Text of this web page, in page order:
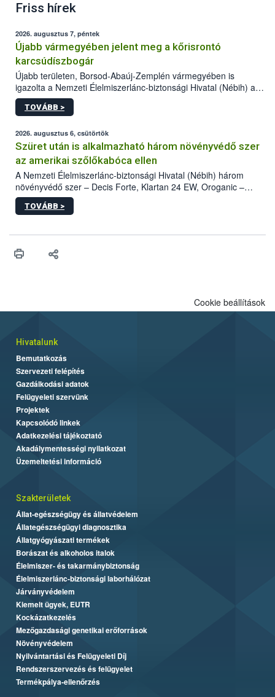
Friss hírek
2026. augusztus 7, péntek
Újabb vármegyében jelent meg a kőrisrontó
karcsúdíszbogár
Újabb területen, Borsod-Abaúj-Zemplén vármegyében is
igazolta a Nemzeti Élelmiszerlánc-biztonsági Hivatal (Nébih) a
kőrisrontó karcsúdíszbogár (Agrilus planipennis) jelenlétét. A
kártevőt nem csak színcsapdában találták meg, de már fertőzött
az intenzív felderítést, emellett az intézkedéseket a szlovák
hatósággal is összehangolják a terjedés megállítása érdekében.
TOVÁBB >
2026. augusztus 6, csütörtök
Szüret után is alkalmazható három növényvédő szer
az amerikai szőlőkabóca ellen
A Nemzeti Élelmiszerlánc-biztonsági Hivatal (Nébih) három
növényvédő szer – Decis Forte, Klartan 24 EW, Oroganic –
engedélyokiratát módosította, így azok a szüretet követően,
egészen a vesszőérettség (BBCH 91) stádiumáig
érésű szőlőkben is legyen lehetőség a károsító elleni további
felhasználók számára is elérhető és ökológiai termesztésben is
TOVÁBB >
Cookie beállítások
Hivatalunk
Bemutatkozás
Szervezeti felépítés
Gazdálkodási adatok
Felügyeleti szervünk
Projektek
Kapcsolódó linkek
Adatkezelési tájékoztató
Akadálymentességi nyilatkozat
Üzemeltetési információ
Szakterületek
Állat-egészségügy és állatvédelem
Állategészségügyi diagnosztika
Állatgyógyászati termékek
Borászat és alkoholos italok
Élelmiszer- és takarmánybiztonság
Élelmiszerlánc-biztonsági laborhálózat
Járványvédelem
Kiemelt ügyek, EUTR
Kockázatkezelés
Mezőgazdasági genetikai erőforrások
Növényvédelem
Nyilvántartási és Felügyeleti Díj
Rendszerszervezés és felügyelet
Termékpálya-ellenőrzés